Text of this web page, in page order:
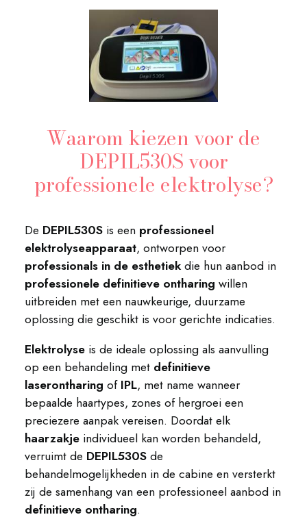
Waarom kiezen voor de
DEPIL530S voor
professionele elektrolyse?
De DEPIL530S is een professioneel
elektrolyseapparaat, ontworpen voor
professionals in de esthetiekdie hun aanbod in
professionele definitieve ontharing willen
uitbreiden met een nauwkeurige, duurzame
oplossing die geschikt is voor gerichte indicaties.
Elektrolyse is de ideale oplossing als aanvulling
op een behandeling met definitieve
laserontharing ofIPL, met name wanneer
bepaalde haartypes, zones of hergroei een
preciezere aanpak vereisen. Doordat elk
haarzakje individueel kan worden behandeld,
verruimt de DEPIL530Sde
behandelmogelijkheden in de cabine en versterkt
zij de samenhang van een professioneel aanbod in
definitieve ontharing.